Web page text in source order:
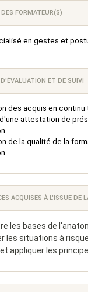
FORMATEUR(S)
en gestes et
ET DE SUIVI
des acquis en
attestation de
de la qualité de la
ACQUISES À L'ISSUE DE
les bases de
les situations à risque
appliquer les